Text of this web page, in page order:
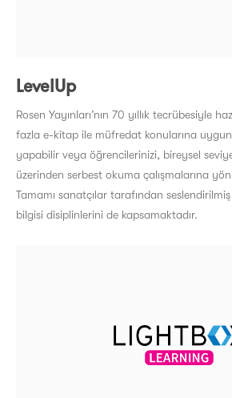
LevelUp
Rosen Yayınları’nın 70 yıllık tecrübesiyle
fazla e-kitap ile müfredat konularına uygun
yapabilir veya öğrencilerinizi, bireysel
üzerinden serbest okuma çalışmalarına
Tamamı sanatçılar tarafından
bilgisi disiplinlerini de kapsamaktadır.